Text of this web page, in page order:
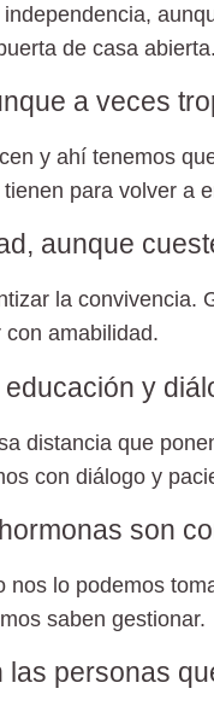
de casa abierta.
a veces
y ahí tenemos
para volver a
aunque
la convivencia.
amabilidad.
y
distancia que
con diálogo y
son
lo podemos
saben gestionar.
personas